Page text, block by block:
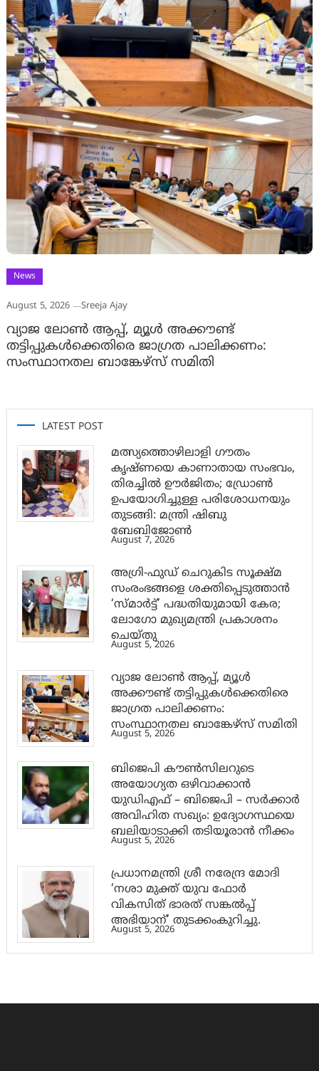
News
August 5, 2026 Sreeja Ajay
വ്യാജ ലോൺ ആപ്പ്, മ്യൂൾ അക്കൗണ്ട്
തട്ടിപ്പുകൾക്കെതിരെ ജാ​ഗ്രത പാലിക്കണം:
സംസ്ഥാനതല ബാങ്കേഴ്സ് സമിതി
LATEST POST
മത്സ്യത്തൊഴിലാളി ഗൗതം
കൃഷ്ണയെ കാണാതായ സംഭവം,
തിരച്ചിൽ ഊർജിതം; ഡ്രോണ്‍
ഉപയോഗിച്ചുള്ള പരിശോധനയും
തുടങ്ങി: മന്ത്രി ഷിബു
ബേബിജോണ്‍
August 7, 2026
അഗ്രി-ഫുഡ് ചെറുകിട സൂക്ഷ്മ
സംരംഭങ്ങളെ ശക്തിപ്പെടുത്താന്‍
‘സ്മാര്‍ട്ട്’ പദ്ധതിയുമായി കേര;
ലോഗോ മുഖ്യമന്ത്രി പ്രകാശനം
ചെയ്തു
August 5, 2026
വ്യാജ ലോൺ ആപ്പ്, മ്യൂൾ
അക്കൗണ്ട് തട്ടിപ്പുകൾക്കെതിരെ
ജാ​ഗ്രത പാലിക്കണം:
സംസ്ഥാനതല ബാങ്കേഴ്സ് സമിതി
August 5, 2026
ബിജെപി കൗൺസിലറുടെ
അയോഗ്യത ഒഴിവാക്കാൻ
യുഡിഎഫ് – ബിജെപി – സർക്കാർ
അവിഹിത സഖ്യം: ഉദ്യോഗസ്ഥയെ
ബലിയാടാക്കി തടിയൂരാൻ നീക്കം
August 5, 2026
പ്രധാനമന്ത്രി ശ്രീ നരേന്ദ്ര മോദി
‘നശാ മുക്ത് യുവ ഫോർ
വികസിത് ഭാരത് സങ്കൽപ്പ്
അഭിയാന്’ തുടക്കംകുറിച്ചു.
August 5, 2026